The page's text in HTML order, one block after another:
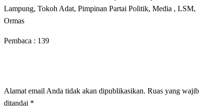
Lampung, Tokoh Adat, Pimpinan Partai Politik, Media , LSM,
Ormas
Pembaca : 139
Alamat email Anda tidak akan dipublikasikan. Ruas yang wajib
ditandai *